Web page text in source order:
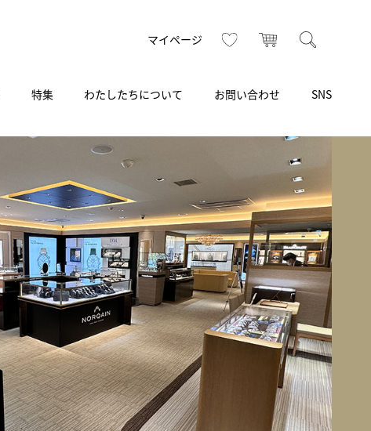
マイページ お気に入りカート
AMIDA
アミダ
Arnold & Son
アーノルド＆サン
ヴィンテージブランド
ISHIDA いいモノ Selection
いいモノ Gift selection
i.s.d.(アイエスディー)
ISHIDA N43°（札幌）
ブライトリング ブティック 銀座
BEST VINTAGE新宿
特集 わたしたちについて お問い合わせ SNS
INSTAGRAM
TikTok